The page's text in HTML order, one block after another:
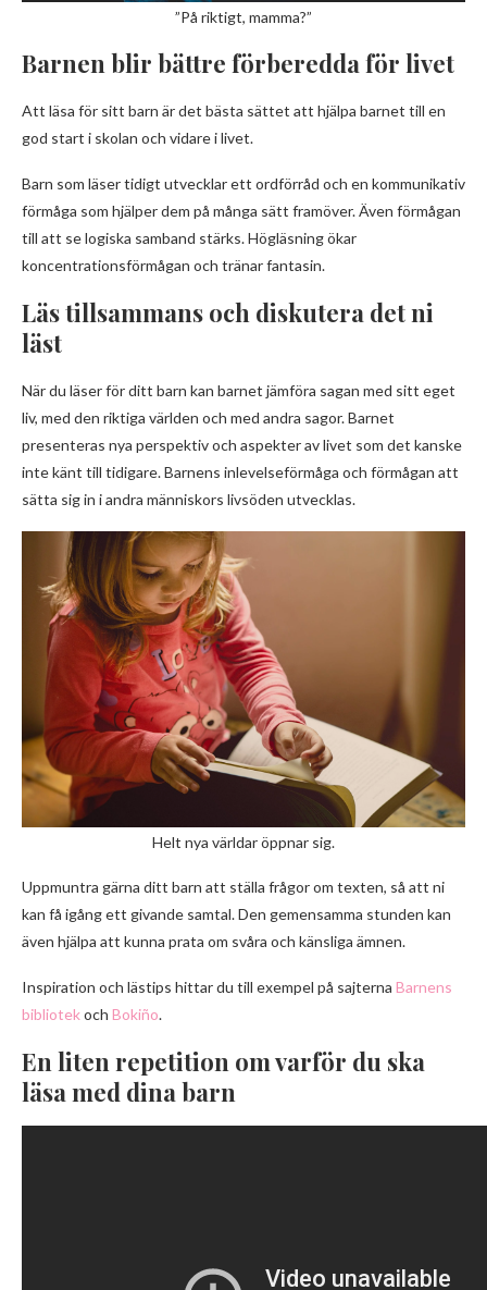
”På riktigt, mamma?”
Barnen blir bättre förberedda för livet
Att läsa för sitt barn är det bästa sättet att hjälpa barnet till en
god start i skolan och vidare i livet.
Barn som läser tidigt utvecklar ett ordförråd och en kommunikativ
förmåga som hjälper dem på många sätt framöver. Även förmågan
till att se logiska samband stärks. Högläsning ökar
koncentrationsförmågan och tränar fantasin.
Läs tillsammans och diskutera det ni
läst
När du läser för ditt barn kan barnet jämföra sagan med sitt eget
liv, med den riktiga världen och med andra sagor. Barnet
presenteras nya perspektiv och aspekter av livet som det kanske
inte känt till tidigare. Barnens inlevelseförmåga och förmågan att
sätta sig in i andra människors livsöden utvecklas.
Helt nya världar öppnar sig.
Uppmuntra gärna ditt barn att ställa frågor om texten, så att ni
kan få igång ett givande samtal. Den gemensamma stunden kan
även hjälpa att kunna prata om svåra och känsliga ämnen.
Inspiration och lästips hittar du till exempel på sajterna Barnens
bibliotekoch Bokiño.
En liten repetition om varför du ska
läsa med dina barn